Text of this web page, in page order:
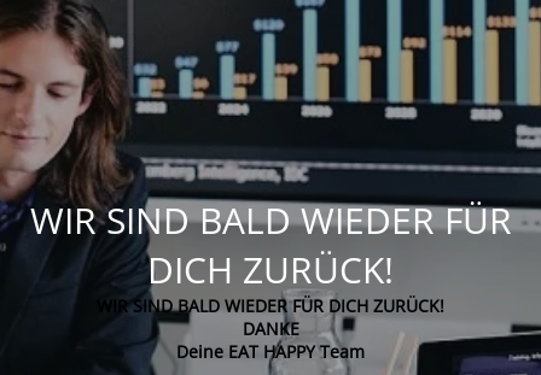
WIR SIND BALD WIEDER FÜR
DICH ZURÜCK!
WIR SIND BALD WIEDER FÜR DICH ZURÜCK!
DANKE
Deine EAT HAPPY Team